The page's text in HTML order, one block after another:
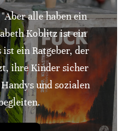
alle haben ein
Koblitz ist ein
ist ein Ratgeber, der
ihre Kinder sicher
und sozialen